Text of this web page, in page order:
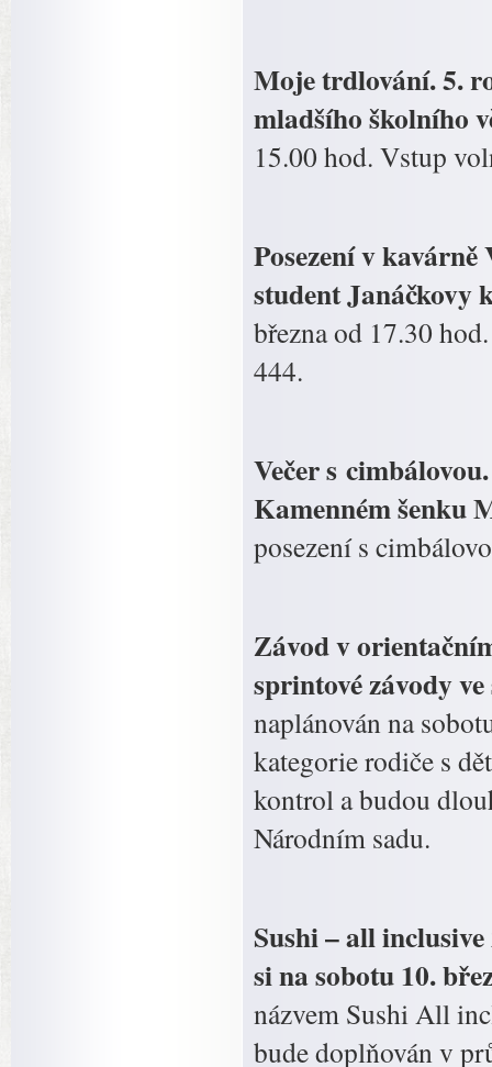
Moje trdlování. 5.
mladšího školního
15.00 hod. Vstup
Posezení v
student Janáčkovy
března od 17.30
444.
Večer s
Kamenném šenku
posezení s
Závod v
sprintové závody
naplánován na
kategorie rodiče s
kontrol a budou
Národním sadu.
Sushi – all
si na sobotu 10.
názvem Sushi All
bude doplňován v